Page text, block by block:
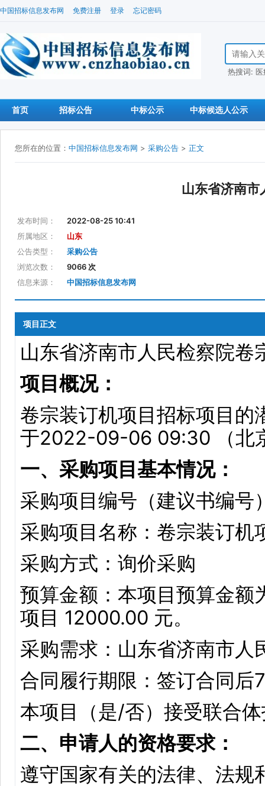
中国招标信息发布网 免费注册 登录 忘记密码
搜索招标信
热搜词:
首页 招标公告 中标公示 中标候选人公示
您所在的位置： 中国招标信息发布网 > 采购公告 > 正文
山东省济南市
发布时间：
2022-08-25 10:41
所属地区：
山东
公告类型：
采购公告
浏览次数：
9066 次
信息来源：
中国招标信息发布网
项目正文